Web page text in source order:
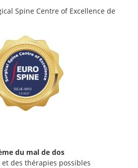
Division médicale Neuro &
colonne vertébrale
colonne vertébrale
colonne vertébrale
Spine Centre of Excellence de
du mal de dos
des thérapies possibles